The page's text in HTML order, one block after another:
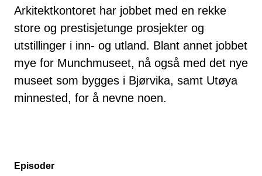
Arkitektkontoret har jobbet med en rekke
store og prestisjetunge prosjekter og
utstillinger i inn- og utland. Blant annet jobbet
mye for Munchmuseet, nå også med det nye
museet som bygges i Bjørvika, samt Utøya
minnested, for å nevne noen.
Episoder